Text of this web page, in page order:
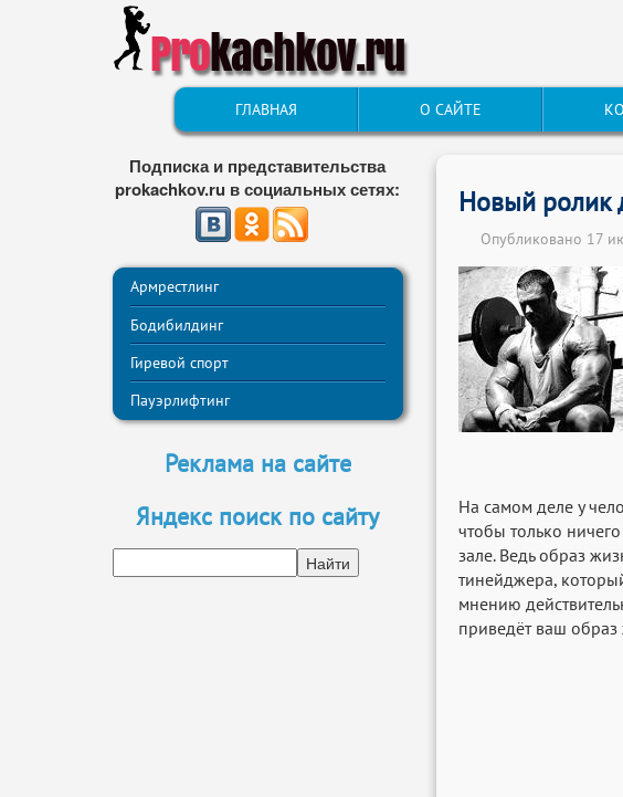
Prokachkov.ru
ГЛАВНАЯ О САЙТЕ
Подписка и представительства
prokachkov.ru в социальных сетях:
Армрестлинг
Бодибилдинг
Гиревой спорт
Пауэрлифтинг
Реклама на сайте
Яндекс поиск по сайту
Новый ролик
Опубликовано 17
На самом деле у
чтобы только
зале. Ведь образ
тинейджера,
мнению
приведёт ваш образ